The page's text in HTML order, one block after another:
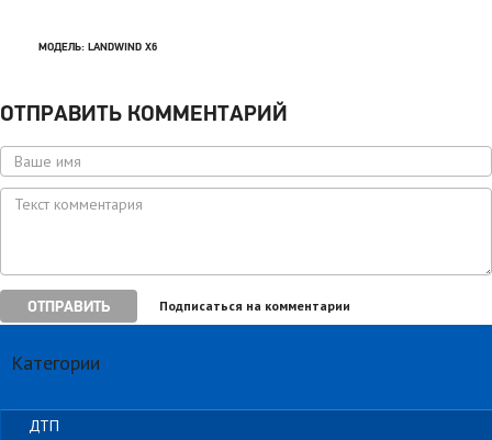
МОДЕЛЬ: LANDWIND X6
ОТПРАВИТЬ КОММЕНТАРИЙ
ОТПРАВИТЬ Подписаться на комментарии
Категории
ДТП